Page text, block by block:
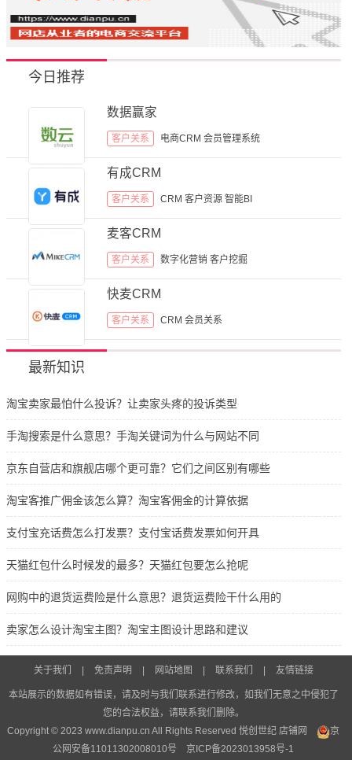
今日推荐
数据赢家
客户关系 电商CRM 会员管理系统
有成CRM
客户关系 CRM 客户资源 智能BI
麦客CRM
客户关系 数字化营销 客户挖掘
快麦CRM
客户关系 CRM 会员关系
最新知识
淘宝卖家最怕什么投诉？让卖家头疼的投诉类型
手淘搜索是什么意思？手淘关键词为什么与网站不同
京东自营店和旗舰店哪个更可靠？它们之间区别有哪些
淘宝客推广佣金该怎么算？淘宝客佣金的计算依据
支付宝充话费怎么打发票？支付宝话费发票如何开具
天猫红包什么时候发的最多？天猫红包要怎么抢呢
网购中的退货运费险是什么意思？退货运费险干什么用的
卖家怎么设计淘宝主图？淘宝主图设计思路和建议
关于我们 免责声明 网站地图 联系我们 友情链接
本站展示的数据如有错误，请及时与我们联系进行修改，如我们无意之中侵犯了
您的合法权益，请联系我们删除。
Copyright © 2023 www.dianpu.cn All Rights Reserved 悦创世纪店铺网
京
公网安备11011302008010号
京ICP备2023013958号-1